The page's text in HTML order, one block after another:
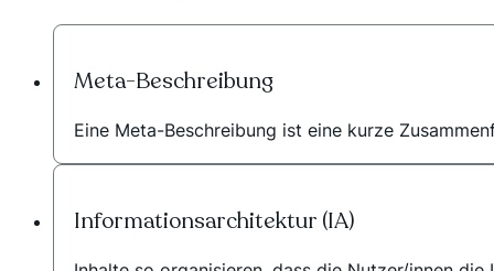
Meta-Beschreibung
Eine Meta-Beschreibung ist eine kurze
Informationsarchitektur (IA)